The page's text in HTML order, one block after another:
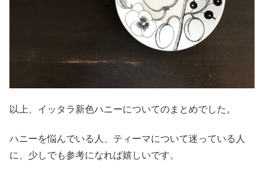
以上、イッタラ新色ハニーについてのまとめでした。
ハニーを悩んでいる人、ティーマについて迷っている人
に、少しでも参考になれば嬉しいです。